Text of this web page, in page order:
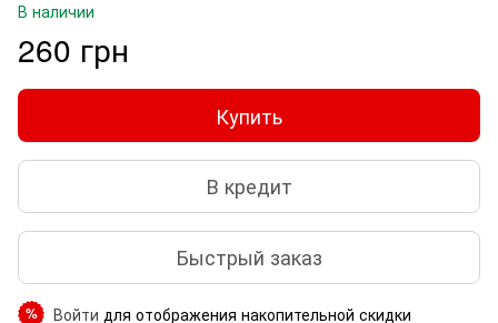
В наличии
260 грн
Купить
В кредит
Быстрый заказ
% Войти для отображения накопительной скидки